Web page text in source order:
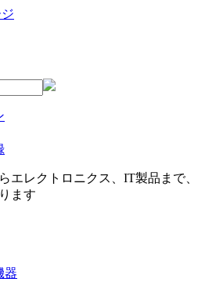
エレクトロニクス、IT製品まで、
ます
器